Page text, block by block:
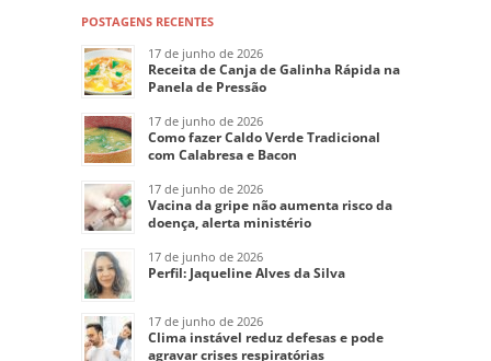
POSTAGENS RECENTES
17 de junho de 2026
Receita de Canja de Galinha Rápida na
Panela de Pressão
17 de junho de 2026
Como fazer Caldo Verde Tradicional
com Calabresa e Bacon
17 de junho de 2026
Vacina da gripe não aumenta risco da
doença, alerta ministério
17 de junho de 2026
Perfil: Jaqueline Alves da Silva
17 de junho de 2026
Clima instável reduz defesas e pode
agravar crises respiratórias